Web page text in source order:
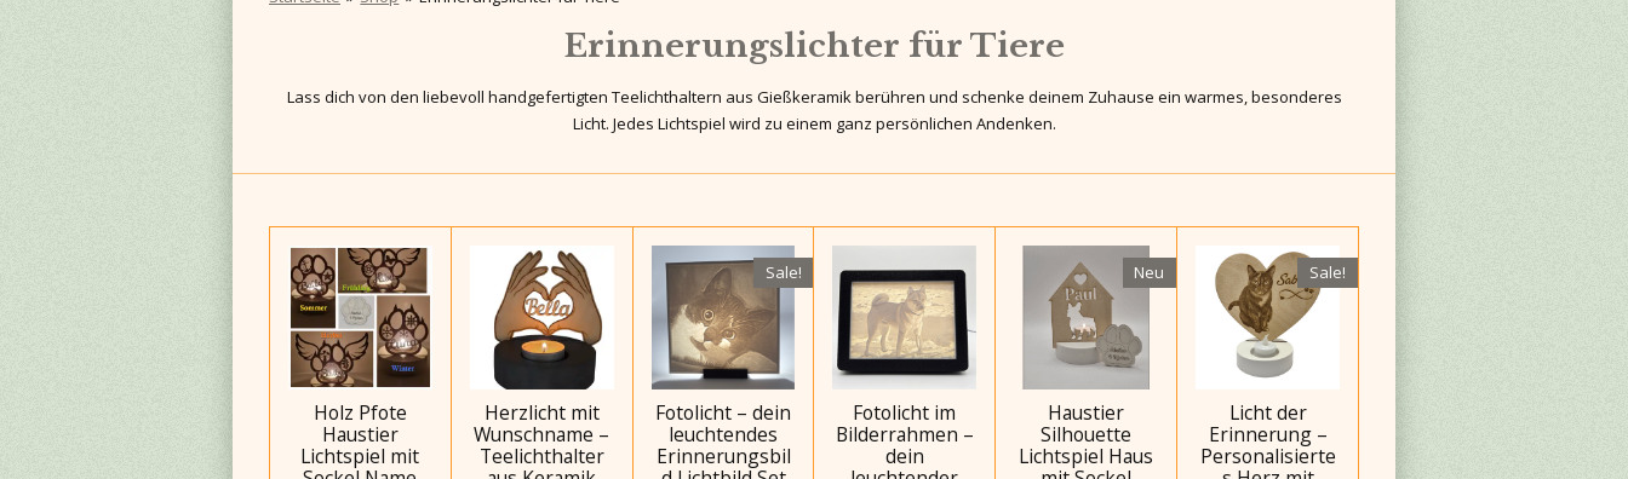
Erinnerungslichter für Tiere
Lass dich von den liebevoll handgefertigten Teelichthaltern aus Gießkeramik berühren und schenke deinem Zuhause ein warmes, besonderes
Licht. Jedes Lichtspiel wird zu einem ganz persönlichen Andenken.
Holz Pfote
Haustier
Lichtspiel mit
Herzlicht mit
Wunschname –
Teelichthalter
Sale!
Fotolicht – dein
leuchtendes
Erinnerungsbil
Fotolicht im
Bilderrahmen –
dein
Neu
Haustier
Silhouette
Lichtspiel Haus
Sale!
Licht der
Erinnerung –
Personalisierte